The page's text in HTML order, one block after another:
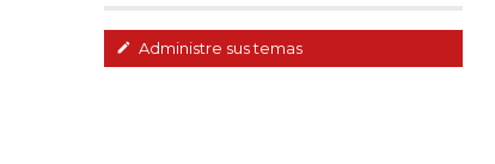
Administre sus temas